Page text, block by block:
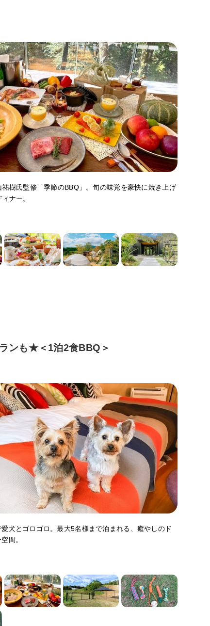
祐樹氏監修「季節のBBQ」。旬の味覚を豪快に焼き上げ
ナー。
ンも★＜1泊2食BBQ＞
犬とゴロゴロ。最大5名様まで泊まれる、癒やしのド
間。